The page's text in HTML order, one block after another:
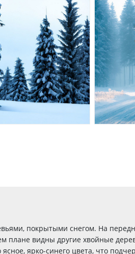
покрытыми снегом. На
плане видны другие хвойные
ярко-синего цвета, что